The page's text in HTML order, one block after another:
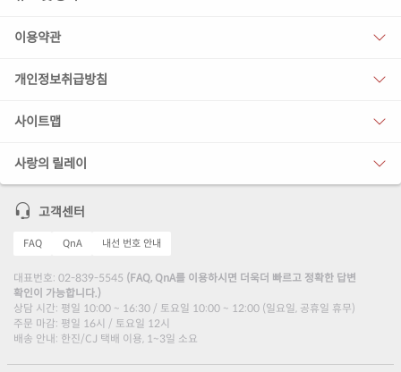
이용약관
개인정보취급방침
사이트맵
사랑의 릴레이
고객센터
FAQ QnA 내선 번호 안내
대표번호: 02-839-5545 (FAQ, QnA를 이용하시면 더욱더 빠르고 정확한 답변
확인이 가능합니다.)
상담 시간: 평일 10:00 ~ 16:30 / 토요일 10:00 ~ 12:00 (일요일, 공휴일 휴무)
주문 마감: 평일 16시 / 토요일 12시
배송 안내: 한진/CJ 택배 이용, 1~3일 소요